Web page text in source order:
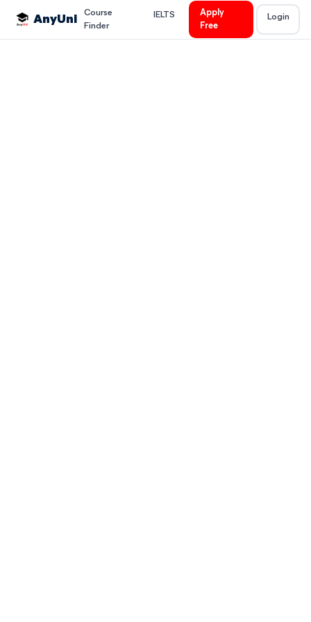
AnyUni
Course
Finder
IELTS
Apply
Free
Login